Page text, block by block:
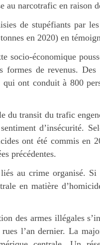
au narcotrafic en raison
de stupéfiants par
en 2020) en
socio-économique
formes de revenus.
ont conduit à 800
du transit du trafic
d’insécurité.
ont été commis en
précédentes.
au crime organisé.
en matière
des armes illégales
l’an dernier. La